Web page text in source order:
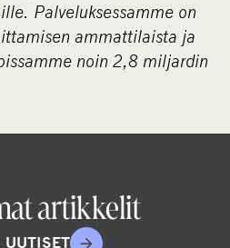
Palveluksessamme on
ammattilaista ja
noin 2,8 miljardin
artikkelit
UUTISET